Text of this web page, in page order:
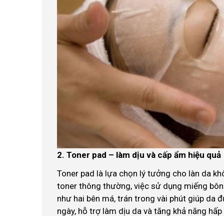
2. Toner pad – làm dịu và cấp ẩm hiệu quả
Toner pad là lựa chọn lý tưởng cho làn da
toner thông thường, việc sử dụng miếng
như hai bên má, trán trong vài phút giúp da
ngày, hỗ trợ làm dịu da và tăng khả năng